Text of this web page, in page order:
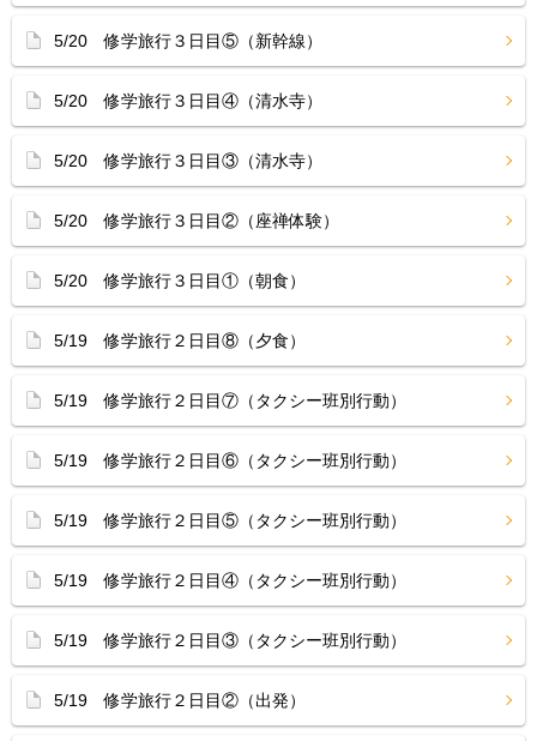
5/20 修学旅行３日目⑤（新幹線）
5/20 修学旅行３日目④（清水寺）
5/20 修学旅行３日目③（清水寺）
5/20 修学旅行３日目②（座禅体験）
5/20 修学旅行３日目①（朝食）
5/19 修学旅行２日目⑧（夕食）
5/19 修学旅行２日目⑦（タクシー班別行動）
5/19 修学旅行２日目⑥（タクシー班別行動）
5/19 修学旅行２日目⑤（タクシー班別行動）
5/19 修学旅行２日目④（タクシー班別行動）
5/19 修学旅行２日目③（タクシー班別行動）
5/19 修学旅行２日目②（出発）